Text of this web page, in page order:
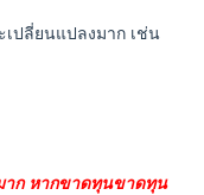
เปลี่ยนแปลงมาก เช่น
าก หากขาดทุนขาดทุน